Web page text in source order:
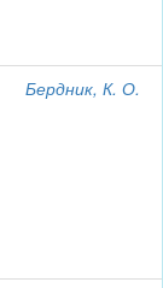
Бердник, К. О.